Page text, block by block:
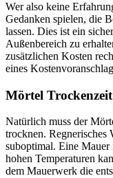
Wer also keine
Gedanken spielen, die
lassen. Dies ist ein
Außenbereich zu
zusätzlichen Kosten
eines
Mörtel
Natürlich muss der
trocknen. Regnerisches
suboptimal. Eine
hohen Temperaturen
dem Mauerwerk die